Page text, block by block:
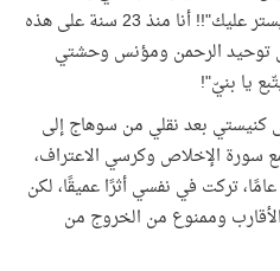
وهو يقول: "يا بنيّ استر عليّ ربّنا يستر عليك"!! أنا منذ 23 سنة على هذه
توحيد الرحمن ومؤنس وحشتي
يا بنيّ"!
كنيستي بعد نقلي من سوهاج إلى
سورة الإخلاص وكرسي الاعتراف،
والراهب المتمسّك بإسلامه منذ 23 عامًا، تركت في نفسي أثرًا عميقًا، لكن
وممنوع من الخروج من